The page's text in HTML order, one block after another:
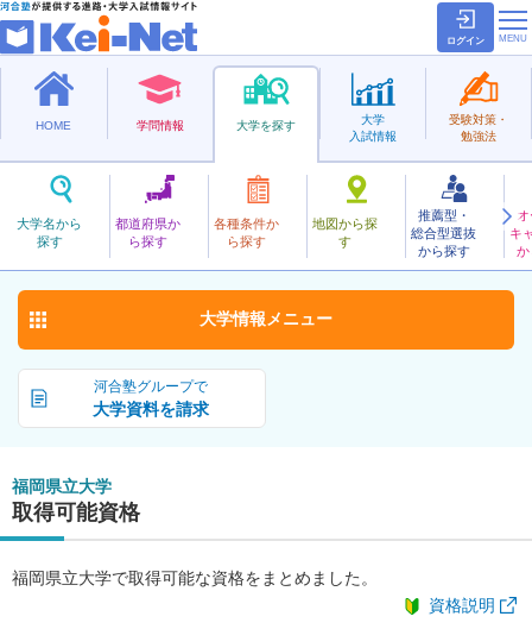
ログイン
HOME 学問情報 大学を探す
大学名から
探す
都道府県か
ら探す
各種条件か
ら探す
地図から探
す
推薦型・
総合型選抜
から探す
キ
か
大学
入試情報
受験対策・
勉強法
公立
ふくおかけんりつ
福岡県立大学 お気に入り
河合塾グループで
大学資料を請求
大学情報 メニュー
福岡県立大学
取得可能資格
福岡県立大学で取得可能な資格をまとめました。
資格説明